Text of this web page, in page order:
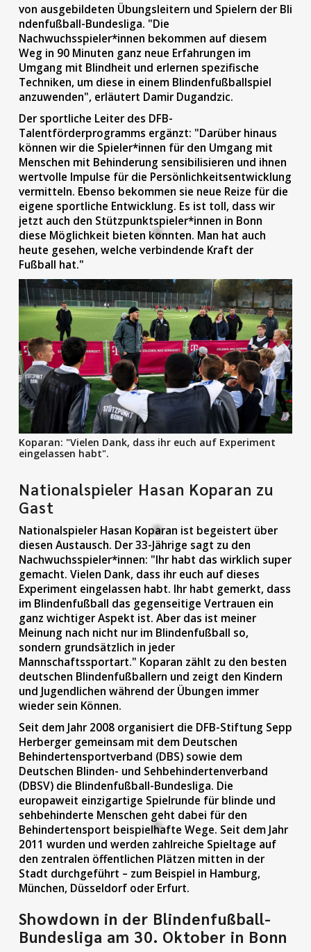
von ausgebildeten Übungsleitern und Spielern der Bli
ndenfußball-Bundesliga. "Die
Nachwuchsspieler*innen bekommen auf diesem
Weg in 90 Minuten ganz neue Erfahrungen im
Umgang mit Blindheit und erlernen spezifische
Techniken, um diese in einem Blindenfußballspiel
anzuwenden", erläutert Damir Dugandzic.
Der sportliche Leiter des DFB-
Talentförderprogramms ergänzt: "Darüber hinaus
können wir die Spieler*innen für den Umgang mit
Menschen mit Behinderung sensibilisieren und ihnen
wertvolle Impulse für die Persönlichkeitsentwicklung
vermitteln. Ebenso bekommen sie neue Reize für die
eigene sportliche Entwicklung. Es ist toll, dass wir
jetzt auch den Stützpunktspieler*innen in Bonn
diese Möglichkeit bieten konnten. Man hat auch
heute gesehen, welche verbindende Kraft der
Fußball hat."
Koparan: "Vielen Dank, dass ihr euch auf Experiment
eingelassen habt".
Nationalspieler Hasan Koparan zu
Gast
Nationalspieler Hasan Koparan ist begeistert über
diesen Austausch. Der 33-Jährige sagt zu den
Nachwuchsspieler*innen: "Ihr habt das wirklich super
gemacht. Vielen Dank, dass ihr euch auf dieses
Experiment eingelassen habt. Ihr habt gemerkt, dass
im Blindenfußball das gegenseitige Vertrauen ein
ganz wichtiger Aspekt ist. Aber das ist meiner
Meinung nach nicht nur im Blindenfußball so,
sondern grundsätzlich in jeder
Mannschaftssportart." Koparan zählt zu den besten
deutschen Blindenfußballern und zeigt den Kindern
und Jugendlichen während der Übungen immer
wieder sein Können.
Seit dem Jahr 2008 organisiert die DFB-Stiftung Sepp
Herberger gemeinsam mit dem Deutschen
Behindertensportverband (DBS) sowie dem
Deutschen Blinden- und Sehbehindertenverband
(DBSV) die Blindenfußball-Bundesliga. Die
europaweit einzigartige Spielrunde für blinde und
sehbehinderte Menschen geht dabei für den
Behindertensport beispielhafte Wege. Seit dem Jahr
2011 wurden und werden zahlreiche Spieltage auf
den zentralen öffentlichen Plätzen mitten in der
Stadt durchgeführt – zum Beispiel in Hamburg,
München, Düsseldorf oder Erfurt.
Showdown in der Blindenfußball-
Bundesliga am 30. Oktober in Bonn